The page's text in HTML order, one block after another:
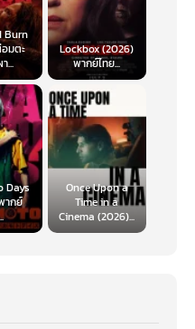
Burn
มตะ
...
Lockbox (2026)
พากย์ไทย...
Days
ากย์
Once Upon a
Time in a
Cinema (2026)...